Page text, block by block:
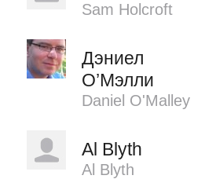
Sam Holcroft
Дэниел
О’Мэлли
Daniel O'Malley
Al Blyth
Al Blyth